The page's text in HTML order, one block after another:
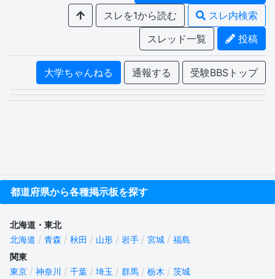
スレを1から読む
スレ内検索
スレッド一覧
投稿
大学ちゃんねる 通報する 受験BBSトップ
都道府県から各種掲示板を探す
北海道・東北
北海道
青森 秋田 山形 岩手 宮城
福島
関東
東京
神奈川 千葉 埼玉 群馬 栃木
茨城